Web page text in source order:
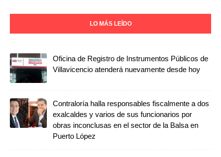
LO MÁS LEÍDO
Oficina de Registro de Instrumentos Públicos de
Villavicencio atenderá nuevamente desde hoy
Contraloría halla responsables fiscalmente a dos
exalcaldes y varios de sus funcionarios por
obras inconclusas en el sector de la Balsa en
Puerto López